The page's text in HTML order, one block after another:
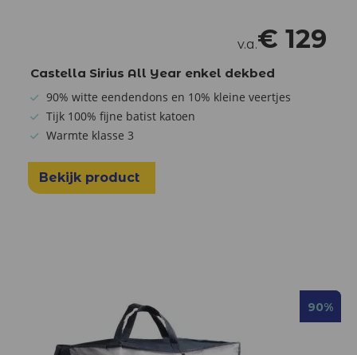
v.a.€ 129
Castella Sirius All Year enkel dekbed
90% witte eendendons en 10% kleine veertjes
Tijk 100% fijne batist katoen
Warmte klasse 3
Bekijk product
90%
90%